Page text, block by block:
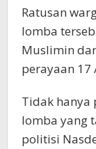
Ratusan
lomba
Muslimin
perayaan 17
Tidak hanya
lomba yang
politisi